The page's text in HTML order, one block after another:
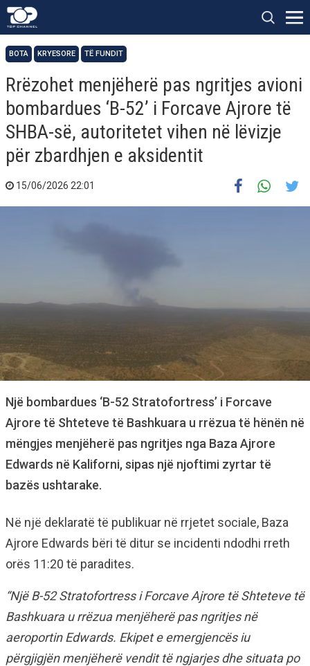
BOTA KRYESORE TË FUNDIT
Rrëzohet menjëherë pas ngritjes avioni
bombardues ‘B-52’ i Forcave Ajrore të
SHBA-së, autoritetet vihen në lëvizje
për zbardhjen e aksidentit
15/06/2026 22:01
Një bombardues ‘B-52 Stratofortress’ i Forcave
Ajrore të Shteteve të Bashkuara u rrëzua të hënën në
mëngjes menjëherë pas ngritjes nga Baza Ajrore
Edwards në Kaliforni, sipas një njoftimi zyrtar të
bazës ushtarake.
Në një deklaratë të publikuar në rrjetet sociale, Baza
Ajrore Edwards bëri të ditur se incidenti ndodhi rreth
orës 11:20 të paradites.
“Një B-52 Stratofortress i Forcave Ajrore të Shteteve të
Bashkuara u rrëzua menjëherë pas ngritjes në
aeroportin Edwards. Ekipet e emergjencës iu
përgjigjën menjëherë vendit të ngjarjes dhe situata po